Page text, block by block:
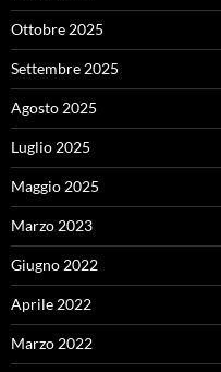
Ottobre 2025
Settembre 2025
Agosto 2025
Luglio 2025
Maggio 2025
Marzo 2023
Giugno 2022
Aprile 2022
Marzo 2022